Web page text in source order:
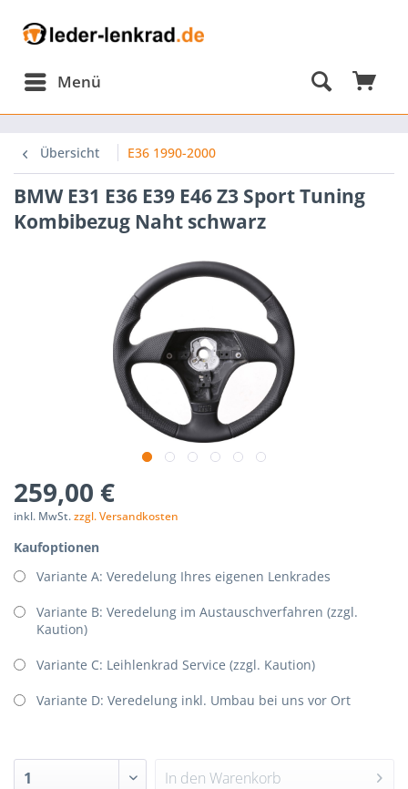
Menü
Übersicht E36 1990-2000
Session/PdoSessionHandler.php:584
Session/PdoSessionHandler.php(584):
Session/PdoSessionHandler.php
BMW E31 E36 E39 E46 Z3 Sport Tuning
Kombibezug Naht schwarz
259,00 €
inkl. MwSt.zzgl. Versandkosten
Kaufoptionen
Variante A: Veredelung Ihres eigenen Lenkrades
Variante B: Veredelung im Austauschverfahren (zzgl.
Kaution)
Variante C: Leihlenkrad Service (zzgl. Kaution)
Variante D: Veredelung inkl. Umbau bei uns vor Ort
In den Warenkorb